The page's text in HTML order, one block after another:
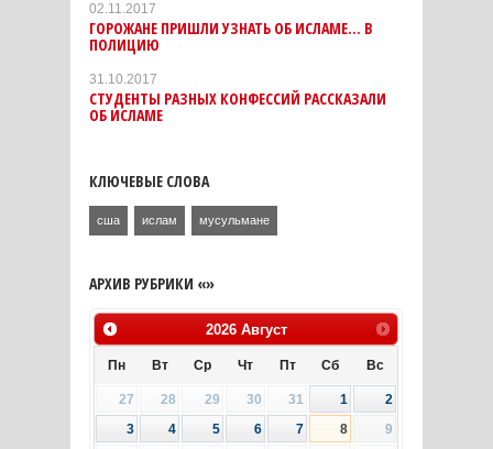
02.11.2017
ГОРОЖАНЕ ПРИШЛИ УЗНАТЬ ОБ ИСЛАМЕ… В
ПОЛИЦИЮ
31.10.2017
СТУДЕНТЫ РАЗНЫХ КОНФЕССИЙ РАССКАЗАЛИ
ОБ ИСЛАМЕ
КЛЮЧЕВЫЕ СЛОВА
сша ислам мусульмане
АРХИВ РУБРИКИ «»
2026 Август
Пн Вт Ср Чт Пт Сб Вс
27 28 29 30 31 1
2
3
4 5 6 7 8
9